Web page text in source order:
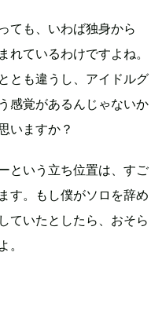
ても、いわば独身から
れているわけですよね。
とも違うし、アイドルグ
感覚があるんじゃないか
いますか？
という立ち位置は、すご
す。もし僕がソロを辞め
ていたとしたら、おそら
。